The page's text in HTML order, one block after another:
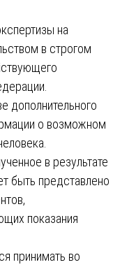
на
в строгом
дополнительного
о возможном
в результате
быть представлено
показания
принимать во